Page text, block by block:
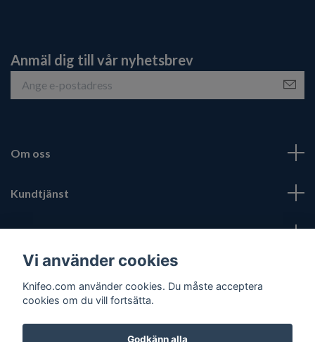
Anmäl dig till vår nyhetsbrev
Om oss
Kundtjänst
Fotmeny
Vi använder cookies
Knifeo.com använder cookies. Du måste acceptera
cookies om du vill fortsätta.
Godkänn alla